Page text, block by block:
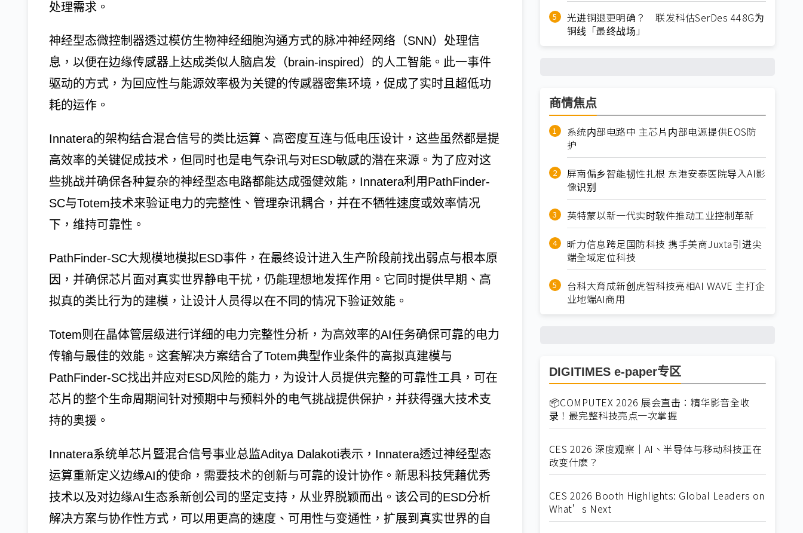
处理需求。
神经型态微控制器透过模仿生物神经细胞沟通方式的脉冲神经网络（SNN）处理信
息，以便在边缘传感器上达成类似人脑启发（brain-inspired）的人工智能。此一事件
驱动的方式，为回应性与能源效率极为关键的传感器密集环境，促成了实时且超低功
耗的运作。
Innatera的架构结合混合信号的类比运算、高密度互连与低电压设计，这些虽然都是提
高效率的关键促成技术，但同时也是电气杂讯与对ESD敏感的潜在来源。为了应对这
些挑战并确保各种复杂的神经型态电路都能达成强健效能，Innatera利用PathFinder-
SC与Totem技术来验证电力的完整性、管理杂讯耦合，并在不牺牲速度或效率情况
下，维持可靠性。
PathFinder-SC大规模地模拟ESD事件，在最终设计进入生产阶段前找出弱点与根本原
因，并确保芯片面对真实世界静电干扰，仍能理想地发挥作用。它同时提供早期、高
拟真的类比行为的建模，让设计人员得以在不同的情况下验证效能。
Totem则在晶体管层级进行详细的电力完整性分析，为高效率的AI任务确保可靠的电力
传输与最佳的效能。这套解决方案结合了Totem典型作业条件的高拟真建模与
PathFinder-SC找出并应对ESD风险的能力，为设计人员提供完整的可靠性工具，可在
芯片的整个生命周期间针对预期中与预料外的电气挑战提供保护，并获得强大技术支
持的奥援。
Innatera系统单芯片暨混合信号事业总监Aditya Dalakoti表示，Innatera透过神经型态
运算重新定义边缘AI的使命，需要技术的创新与可靠的设计协作。新思科技凭藉优秀
技术以及对边缘AI生态系新创公司的坚定支持，从业界脱颖而出。该公司的ESD分析
解决方案与协作性方式，可以用更高的速度、可用性与变通性，扩展到真实世界的自
光进铜退更明确？ 联发科估SerDes 448G为
铜线「最终战场」
商情焦点
系统内部电路中 主芯片内部电源提供EOS防
护
屏南偏乡智能韧性扎根 东港安泰医院导入AI影
像识别
英特蒙以新一代实时软件推动工业控制革新
昕力信息跨足国防科技 携手美商Juxta引进尖
端全域定位科技
台科大育成新创虎智科技亮相AI WAVE 主打企
业地端AI商用
DIGITIMES e-paper专区
📦COMPUTEX 2026 展会直击：精华影音全收
录！最完整科技亮点一次掌握
CES 2026 深度观察｜AI、半导体与移动科技正在
改变什麽？
CES 2026 Booth Highlights: Global Leaders on
What’s Next